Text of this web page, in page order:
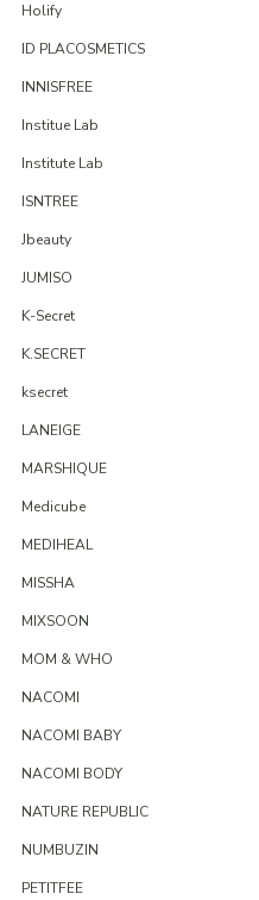
Holify
ID PLACOSMETICS
INNISFREE
Institue Lab
Institute Lab
ISNTREE
Jbeauty
JUMISO
K-Secret
K.SECRET
ksecret
LANEIGE
MARSHIQUE
Medicube
MEDIHEAL
MISSHA
MIXSOON
MOM & WHO
NACOMI
NACOMI BABY
NACOMI BODY
NATURE REPUBLIC
NUMBUZIN
PETITFEE